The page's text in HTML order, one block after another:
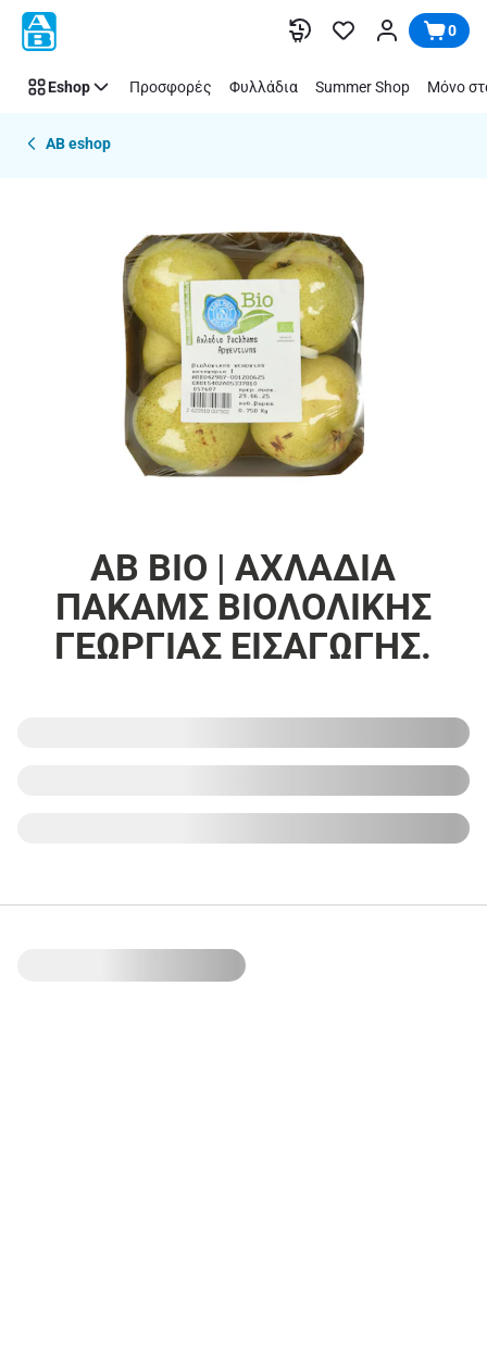
Παράλειψη 0
Eshop Προσφορές Φυλλάδια Summer Shop Μόνο
AB eshop
ΑΒ ΒΙΟ | ΑΧΛΑΔΙΑ
ΠΑΚΑΜΣ ΒΙΟΛΟΛΙΚΗΣ
ΓΕΩΡΓΙΑΣ ΕΙΣΑΓΩΓΗΣ.